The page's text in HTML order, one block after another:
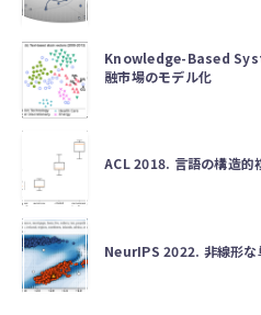
Knowledge-Based
融市場のモデル化
ACL 2018. 言語の構造的
NeurIPS 2022. 非線形な